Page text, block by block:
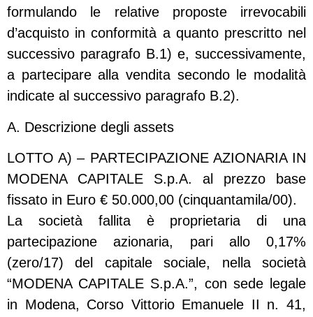
formulando le relative proposte irrevocabili
d’acquisto in conformità a quanto prescritto nel
successivo paragrafo B.1) e, successivamente,
a partecipare alla vendita secondo le modalità
indicate al successivo paragrafo B.2).
A. Descrizione degli assets
LOTTO A) – PARTECIPAZIONE AZIONARIA IN
MODENA CAPITALE S.p.A. al prezzo base
fissato in Euro € 50.000,00 (cinquantamila/00).
La società fallita è proprietaria di una
partecipazione azionaria, pari allo 0,17%
(zero/17) del capitale sociale, nella società
“MODENA CAPITALE S.p.A.”, con sede legale
in Modena, Corso Vittorio Emanuele II n. 41,